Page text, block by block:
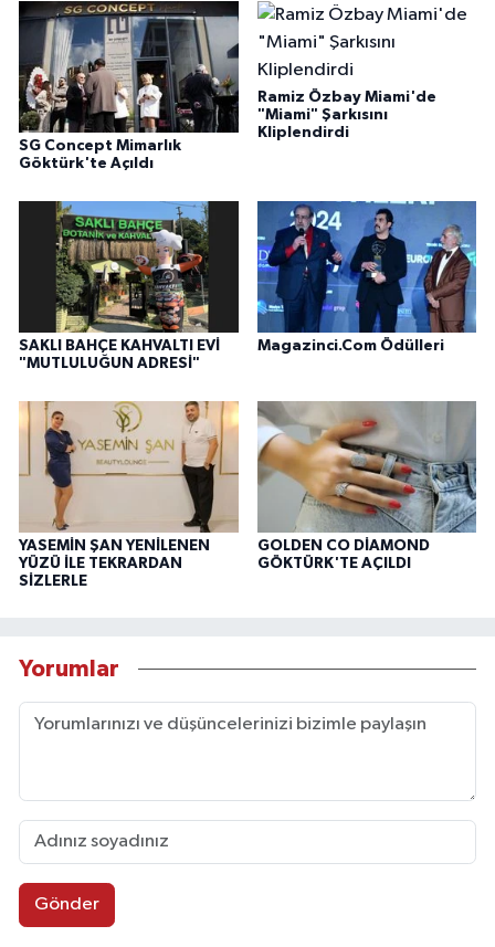
SG Concept Mimarlık
Göktürk'te Açıldı
Ramiz Özbay Miami'de
"Miami" Şarkısını
Kliplendirdi
SAKLI BAHÇE KAHVALTI EVİ
"MUTLULUĞUN ADRESİ"
Magazinci.Com Ödülleri
YASEMİN ŞAN YENİLENEN
YÜZÜ İLE TEKRARDAN
SİZLERLE
GOLDEN CO DİAMOND
GÖKTÜRK'TE AÇILDI
Yorumlar
Gönder